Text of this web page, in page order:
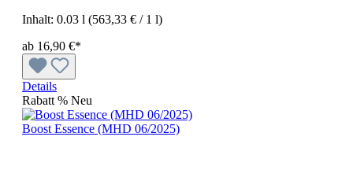
Inhalt: 0.03 l (563,33 € / 1 l)
ab 16,90 €*
Details
Rabatt % Neu
Boost Essence (MHD 06/2025)